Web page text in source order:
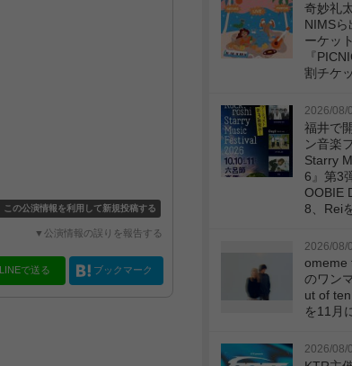
この公演情報を利用して新規投稿する
▼公演情報の誤りを報告する
LINEで送る ブックマーク
奇妙礼
NIMSら
ーケッ
『
割チケ
2026/08/
福井で
ン音楽
Starry
6』第3
OOBIE
8、Rei
2026/08/
omeme
のワン
ut of
を11月
2026/08/